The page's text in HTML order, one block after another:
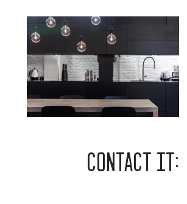
CONTACT it: